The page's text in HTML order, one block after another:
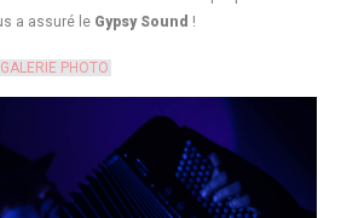
a assuré le Gypsy Sound !
PHOTO